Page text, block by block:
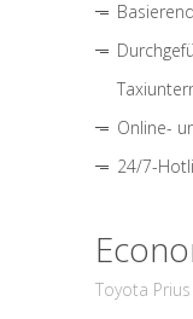
Online-
24/7-
Toyota